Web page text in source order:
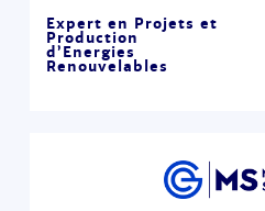
Expert en Projets et
Production
d’Energies
Renouvelables